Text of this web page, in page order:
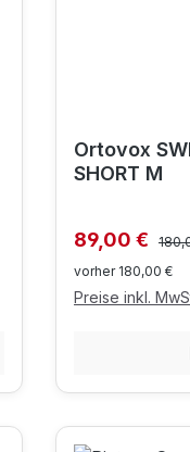
Ortovox
SHORT M
89,00 €
vorher 180,00 €
Preise inkl.